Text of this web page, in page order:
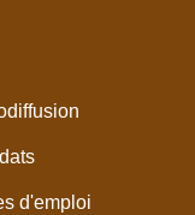
d'emploi